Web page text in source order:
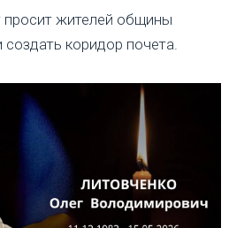
жителей общины
коридор почета.